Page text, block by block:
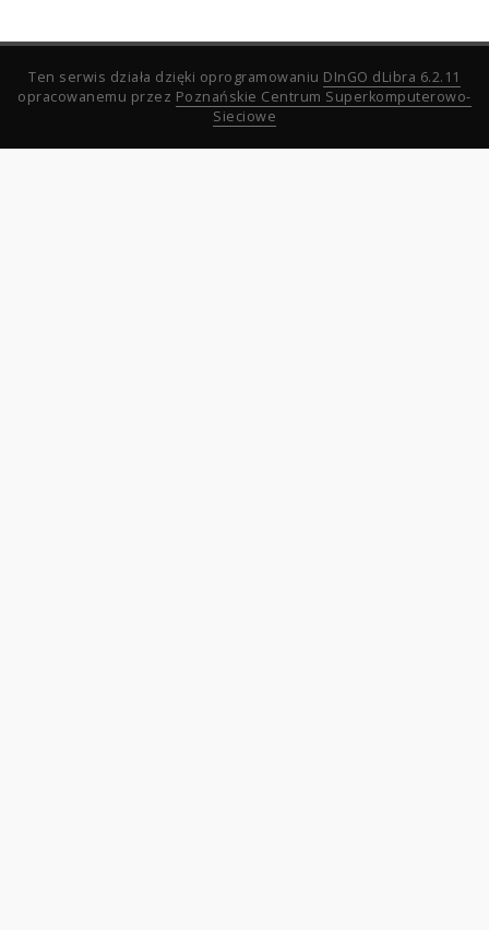
Ten serwis działa dzięki oprogramowaniu DInGO dLibra 6.2.11
opracowanemu przez Poznańskie Centrum Superkomputerowo-
Sieciowe